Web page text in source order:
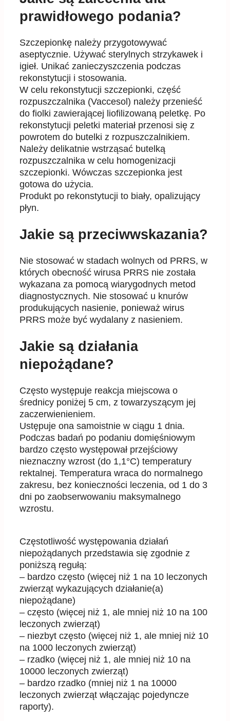
prawidłowego podania?
Szczepionkę należy przygotowywać
aseptycznie. Używać sterylnych strzykawek i
igieł. Unikać zanieczyszczenia podczas
rekonstytucji i stosowania.
W celu rekonstytucji szczepionki, część
rozpuszczalnika (Vaccesol) należy przenieść
do fiolki zawierającej liofilizowaną peletkę. Po
rekonstytucji peletki materiał przenosi się z
powrotem do butelki z rozpuszczalnikiem.
Należy delikatnie wstrząsać butelką
rozpuszczalnika w celu homogenizacji
szczepionki. Wówczas szczepionka jest
gotowa do użycia.
Produkt po rekonstytucji to biały, opalizujący
płyn.
Jakie są przeciwwskazania?
Nie stosować w stadach wolnych od PRRS, w
których obecność wirusa PRRS nie została
wykazana za pomocą wiarygodnych metod
diagnostycznych. Nie stosować u knurów
produkujących nasienie, ponieważ wirus
PRRS może być wydalany z nasieniem.
Jakie są działania
niepożądane?
Często występuje reakcja miejscowa o
średnicy poniżej 5 cm, z towarzyszącym jej
zaczerwienieniem.
Ustępuje ona samoistnie w ciągu 1 dnia.
Podczas badań po podaniu domięśniowym
bardzo często występował przejściowy
nieznaczny wzrost (do 1,1°C) temperatury
rektalnej. Temperatura wraca do normalnego
zakresu, bez konieczności leczenia, od 1 do 3
dni po zaobserwowaniu maksymalnego
wzrostu.
Częstotliwość występowania działań
niepożądanych przedstawia się zgodnie z
poniższą regułą:
– bardzo często (więcej niż 1 na 10 leczonych
zwierząt wykazujących działanie(a)
niepożądane)
– często (więcej niż 1, ale mniej niż 10 na 100
leczonych zwierząt)
– niezbyt często (więcej niż 1, ale mniej niż 10
na 1000 leczonych zwierząt)
– rzadko (więcej niż 1, ale mniej niż 10 na
10000 leczonych zwierząt)
– bardzo rzadko (mniej niż 1 na 10000
leczonych zwierząt włączając pojedyncze
raporty).